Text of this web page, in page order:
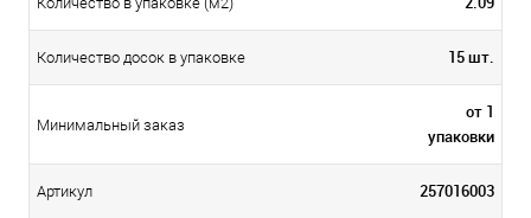
Количество досок в упаковке 15 шт.
Минимальный заказ
от 1
упаковки
Артикул 257016003